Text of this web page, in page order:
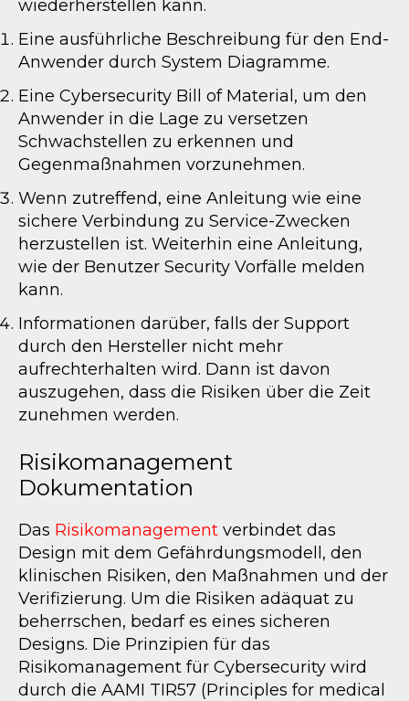
wiederherstellen kann.
Eine ausführliche Beschreibung für den End-
Anwender durch System Diagramme.
Eine Cybersecurity Bill of Material, um den
Anwender in die Lage zu versetzen
Schwachstellen zu erkennen und
Gegenmaßnahmen vorzunehmen.
Wenn zutreffend, eine Anleitung wie eine
sichere Verbindung zu Service-Zwecken
herzustellen ist. Weiterhin eine Anleitung,
wie der Benutzer Security Vorfälle melden
kann.
Informationen darüber, falls der Support
durch den Hersteller nicht mehr
aufrechterhalten wird. Dann ist davon
auszugehen, dass die Risiken über die Zeit
zunehmen werden.
Risikomanagement
Dokumentation
Das Risikomanagement verbindet das
Design mit dem Gefährdungsmodell, den
klinischen Risiken, den Maßnahmen und der
Verifizierung. Um die Risiken adäquat zu
beherrschen, bedarf es eines sicheren
Designs. Die Prinzipien für das
Risikomanagement für Cybersecurity wird
durch die AAMI TIR57 (Principles for medical